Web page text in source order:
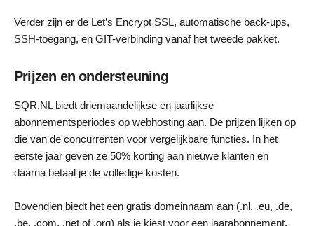
Verder zijn er de Let’s Encrypt SSL, automatische back-ups,
SSH-toegang, en GIT-verbinding vanaf het tweede pakket.
Prijzen en ondersteuning
SQR.NL biedt driemaandelijkse en jaarlijkse
abonnementsperiodes op webhosting aan. De prijzen lijken op
die van de concurrenten voor vergelijkbare functies. In het
eerste jaar geven ze 50% korting aan nieuwe klanten en
daarna betaal je de volledige kosten.
Bovendien biedt het een gratis domeinnaam aan (.nl, .eu, .de,
.be, .com, .net of .org) als je kiest voor een jaarabonnement.